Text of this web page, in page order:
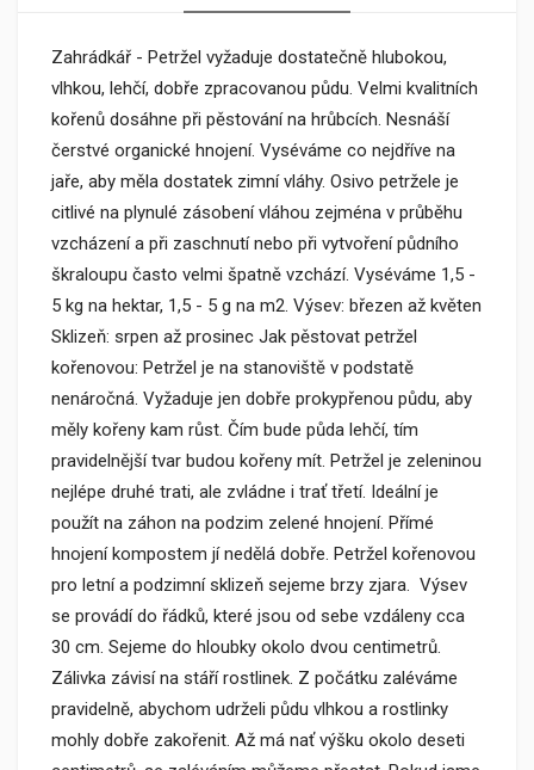
Zahrádkář - Petržel vyžaduje dostatečně hlubokou,
vlhkou, lehčí, dobře zpracovanou půdu. Velmi kvalitních
kořenů dosáhne při pěstování na hrůbcích. Nesnáší
čerstvé organické hnojení. Vyséváme co nejdříve na
jaře, aby měla dostatek zimní vláhy. Osivo petržele je
citlivé na plynulé zásobení vláhou zejména v průběhu
vzcházení a při zaschnutí nebo při vytvoření půdního
škraloupu často velmi špatně vzchází. Vyséváme 1,5 -
5 kg na hektar, 1,5 - 5 g na m2. Výsev: březen až květen
Sklizeň: srpen až prosinec Jak pěstovat petržel
kořenovou: Petržel je na stanoviště v podstatě
nenáročná. Vyžaduje jen dobře prokypřenou půdu, aby
měly kořeny kam růst. Čím bude půda lehčí, tím
pravidelnější tvar budou kořeny mít. Petržel je zeleninou
nejlépe druhé trati, ale zvládne i trať třetí. Ideální je
použít na záhon na podzim zelené hnojení. Přímé
hnojení kompostem jí nedělá dobře. Petržel kořenovou
pro letní a podzimní sklizeň sejeme brzy zjara. Výsev
se provádí do řádků, které jsou od sebe vzdáleny cca
30 cm. Sejeme do hloubky okolo dvou centimetrů.
Zálivka závisí na stáří rostlinek. Z počátku zaléváme
pravidelně, abychom udrželi půdu vlhkou a rostlinky
mohly dobře zakořenit. Až má nať výšku okolo deseti